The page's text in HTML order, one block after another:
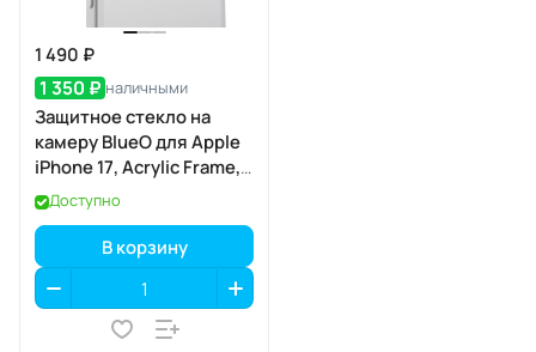
1 490 ₽
1 350 ₽ наличными
Защитное стекло на
камеру BlueO для Apple
iPhone 17, Acrylic Frame,
2 шт., Clear
(прозрачный), с
аппликатором
Доступно
В корзину